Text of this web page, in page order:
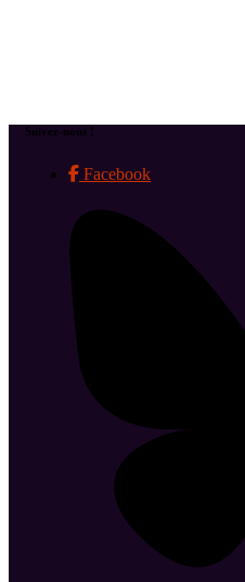
Suivez-nous !
Facebook